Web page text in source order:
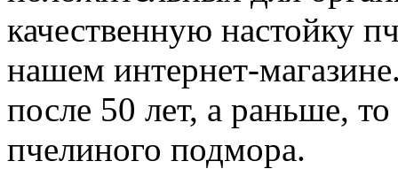
качественную настойку
нашем интернет-
после 50 лет, а раньше,
пчелиного подмора.